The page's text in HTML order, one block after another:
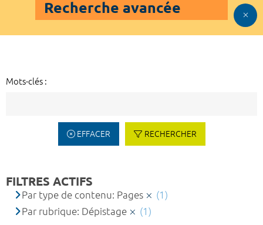
Recherche avancée
Mots-clés :
EFFACER RECHERCHER
FILTRES ACTIFS
Par type de contenu: Pages
(1)
Par rubrique: Dépistage
(1)